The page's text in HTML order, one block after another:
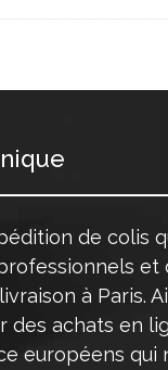
de colis
et
à Paris.
des achats en
européens qui